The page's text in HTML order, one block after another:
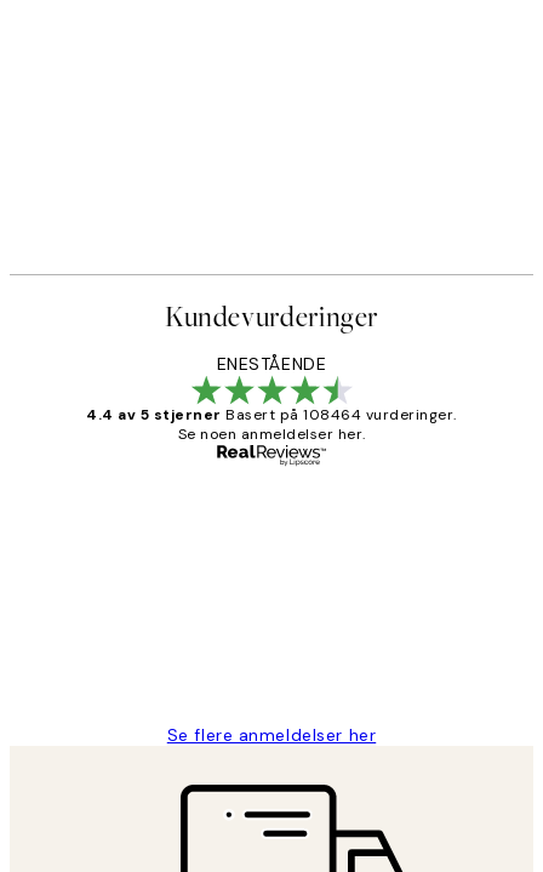
Kundevurderinger
ENESTÅENDE
4.4 av 5 stjerner Basert på 108464 vurderinger.
Se noen anmeldelser her.
Se flere anmeldelser her